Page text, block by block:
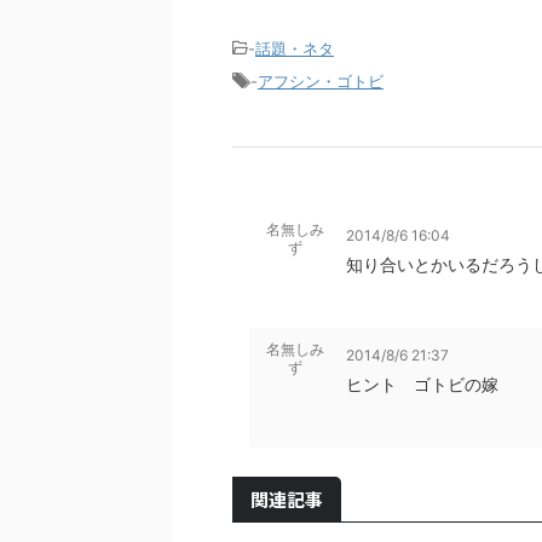
-話題・ネタ
-アフシン・ゴトビ
名無しみ
ず
2014/8/6 16:04
知り合いとかいるだろう
名無しみ
ず
2014/8/6 21:37
ヒント ゴトビの嫁
関連記事